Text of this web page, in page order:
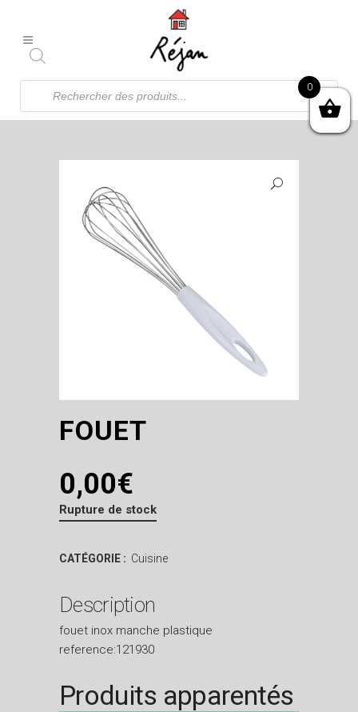
Recherche
produits
FOUET
0,00€
Rupture de stock
CATÉGORIE : Cuisine
Description
fouet inox manche plastique
reference:121930
Produits apparentés
0